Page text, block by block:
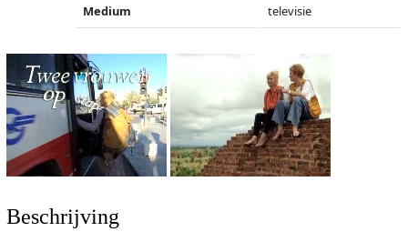
Medium televisie
Beschrijving